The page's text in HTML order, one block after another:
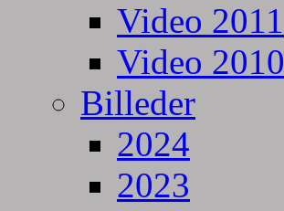
Video 2011
Video 2010
Billeder
2024
2023